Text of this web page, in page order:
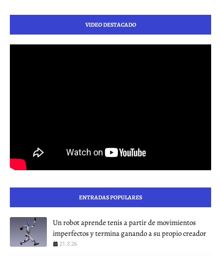
VIDEO DESTACADO
ENTRADAS POPULARES
Un robot aprende tenis a partir de movimientos
imperfectos y termina ganando a su propio creador
21.3.26